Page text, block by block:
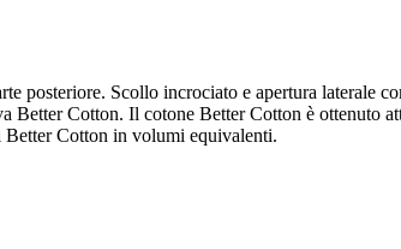
posteriore. Scollo incrociato e apertura laterale
Cotton. Il cotone Better Cotton è ottenuto
Cotton in volumi equivalenti.